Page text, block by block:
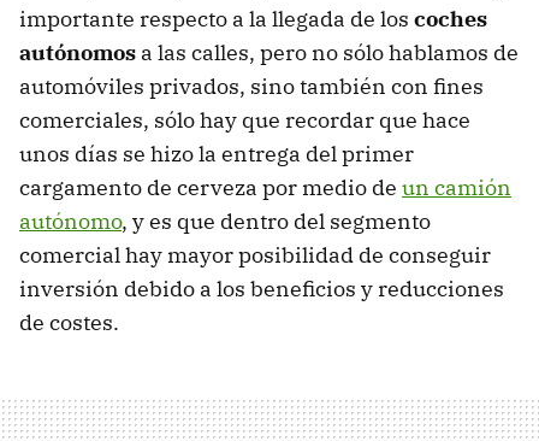
importante respecto a la llegada de los coches
autónomos a las calles, pero no sólo hablamos de
automóviles privados, sino también con fines
comerciales, sólo hay que recordar que hace
unos días se hizo la entrega del primer
cargamento de cerveza por medio de un camión
autónomo, y es que dentro del segmento
comercial hay mayor posibilidad de conseguir
inversión debido a los beneficios y reducciones
de costes.